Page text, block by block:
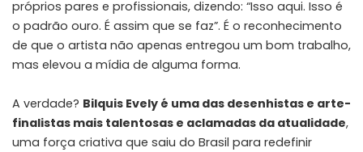
próprios pares e profissionais, dizendo: “Isso aqui. Isso é
o padrão ouro. É assim que se faz”. É o reconhecimento
de que o artista não apenas entregou um bom trabalho,
mas elevou a mídia de alguma forma.
A verdade? Bilquis Evely é uma das desenhistas e arte-
finalistas mais talentosas e aclamadas da atualidade,
uma força criativa que saiu do Brasil para redefinir